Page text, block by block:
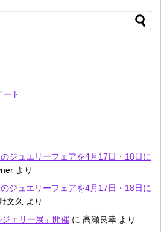
ト
ジュエリーフェアを4月17日・18日に
より
ジュエリーフェアを4月17日・18日に
文久 より
ェリー展」開催 に 高瀬良幸 より